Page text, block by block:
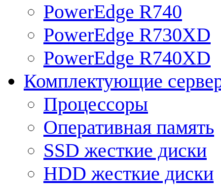
PowerEdge R740
PowerEdge R730XD
PowerEdge R740XD
Комплектующие
Процессоры
Оперативная память
SSD жесткие диски
HDD жесткие диски